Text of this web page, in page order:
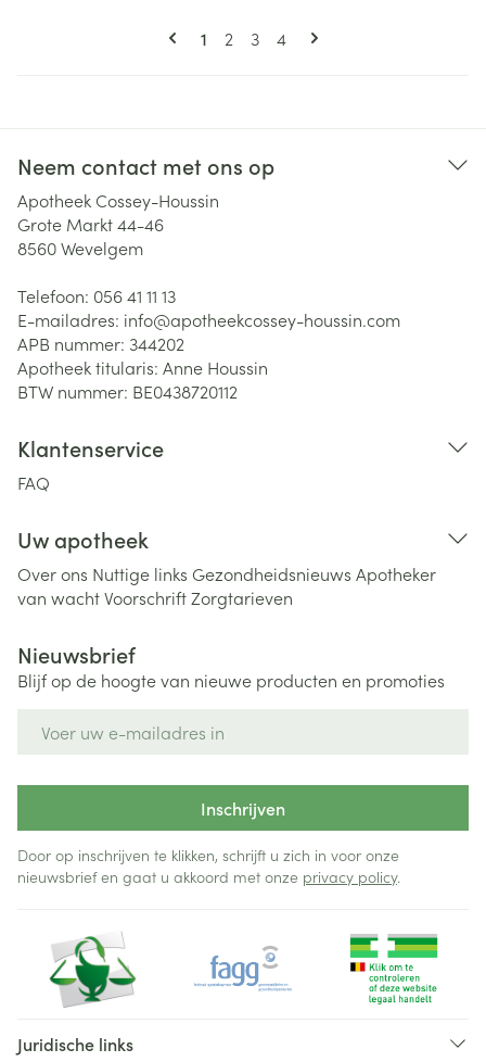
Pagina's
U lees momenteel pagina
1 Pagina
2 Pagina
3 Pagina
4
Neem contact met ons op
Apotheek Cossey-Houssin
Grote Markt 44-46
8560Wevelgem
Telefoon: 056 41 11 13
E-mailadres: info@apotheekcossey-houssin.com
APB nummer: 344202
Apotheek titularis: Anne Houssin
BTW nummer: BE0438720112
Klantenservice
FAQ
Uw apotheek
Over ons Nuttige links Gezondheidsnieuws Apotheker
van wachtVoorschriftZorgtarieven
Nieuwsbrief
Blijf op de hoogte van nieuwe producten en promoties
Inschrijven
Door op inschrijven te klikken, schrijft u zich in voor onze
nieuwsbrief en gaat u akkoord met onze privacy policy.
Juridische links